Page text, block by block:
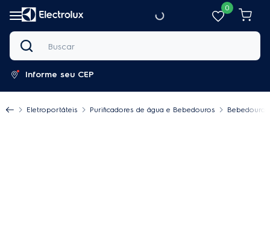
0
Buscar
Informe seu CEP
Eletroportáteis Purificadores de água e Bebedouros Bebedouro